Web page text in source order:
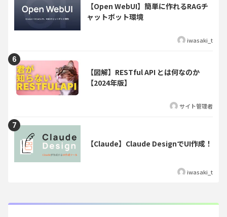
【Open WebUI】簡単に作れるRAGチ
ャットボット環境
iwasaki_t
【図解】RESTful API とは何なのか
【2024年版】
サイト管理者
【Claude】Claude DesignでUI作成！
iwasaki_t